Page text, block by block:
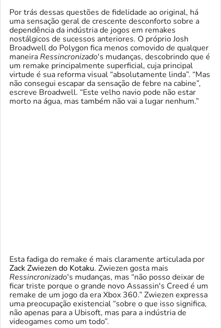
Por trás dessas questões de fidelidade ao original, há
uma sensação geral de crescente desconforto sobre a
dependência da indústria de jogos em remakes
nostálgicos de sucessos anteriores. O próprio Josh
Broadwell do Polygon fica menos comovido de qualquer
maneira Ressincronizado's mudanças, descobrindo que é
um remake principalmente superficial, cuja principal
virtude é sua reforma visual “absolutamente linda”. “Mas
não consegui escapar da sensação de febre na cabine”,
escreve Broadwell. “Este velho navio pode não estar
morto na água, mas também não vai a lugar nenhum.”
Esta fadiga do remake é mais claramente articulada por
Zack Zwiezen do Kotaku. Zwiezen gosta mais
Ressincronizado's mudanças, mas “não posso deixar de
ficar triste porque o grande novo Assassin's Creed é um
remake de um jogo da era Xbox 360.” Zwiezen expressa
uma preocupação existencial “sobre o que isso significa,
não apenas para a Ubisoft, mas para a indústria de
videogames como um todo”.